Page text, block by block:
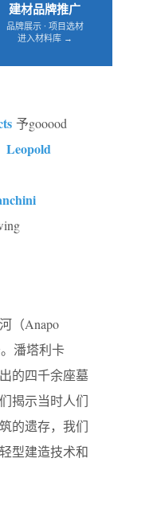
建材品牌推广
品牌展示 · 项目选材
进入材料库 →
予gooood
Leopold
（Anapo
潘塔利卡
的四千余座墓
揭示当时人们
的遗存，我们
型建造技术和